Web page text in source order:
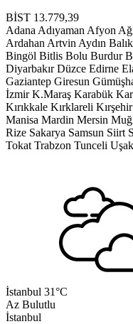
BİST 13.779,39
Adana Adıyaman Afyon
Ardahan Artvin Aydın
Bingöl Bitlis Bolu Burdur
Diyarbakır Düzce Edirne
Gaziantep Giresun
İzmir K.Maraş Karabük
Kırıkkale Kırklareli Kırşehir
Manisa Mardin Mersin
Rize Sakarya Samsun Siirt
Tokat Trabzon Tunceli Uşak
İstanbul 31°C
Az Bulutlu
İstanbul